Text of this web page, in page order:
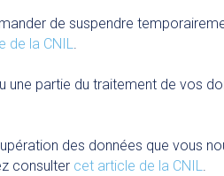
de suspendre
de la CNIL.
partie du traitement de vos
des données que vous
consulter cet article de la CNIL.